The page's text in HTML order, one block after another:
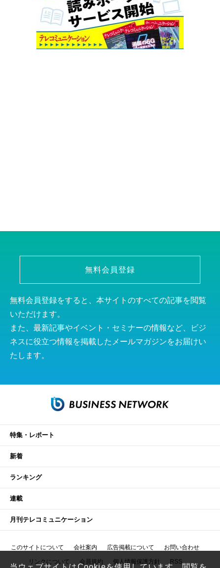
無料会員登録
無料会員登録をすると、本サイトのすべての記事を閲覧
いただけます。
また、最新記事やイベント・セミナーの情報など、ビジ
ネスに役立つ情報を掲載したメールマガジンをお届けい
たします。
特集・レポート
新着
ランキング
連載
月刊テレコミュニケーション
このサイトについて 会社案内 広告掲載について お問い合わせ
リンクについて 会員規約 個人情報保護方針 RSS